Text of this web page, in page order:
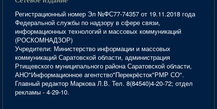
Регистрационный номер Эл №ФС77-74357 от 19.11.2018 года
Федеральной службы по надзору в сфере связи,
информационных технологий и массовых коммуникаций
(РОСКОМНАДЗОР)
Учредители: Министерство информации и массовых
коммуникаций Саратовской области, администрация
Ртищевского муниципального района Саратовской области,
АНО"Информационное агентство"Перекрёсток"РМР СО".
Главный редактор Маркова Л.В. Тел. 8(84540)4-20-72; отдел
рекламы - 4-29-10.